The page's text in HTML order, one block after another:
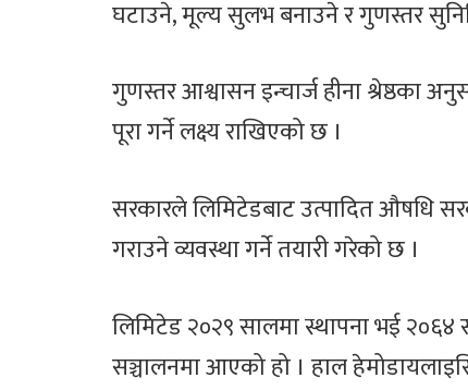
घटाउने, मूल्य सुलभ बनाउने र गुणस्तर
गुणस्तर आश्वासन इन्चार्ज हीना श्रेष्ठका
पूरा गर्ने लक्ष्य राखिएको छ ।
सरकारले लिमिटेडबाट उत्पादित औषधि
गराउने व्यवस्था गर्ने तयारी गरेको छ ।
लिमिटेड २०२९ सालमा स्थापना भई
सञ्चालनमा आएको हो । हाल